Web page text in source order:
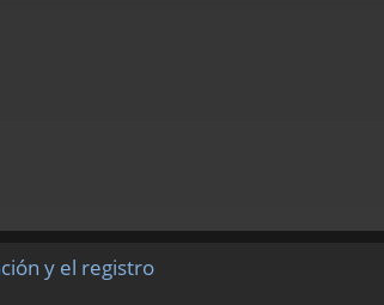
y el registro